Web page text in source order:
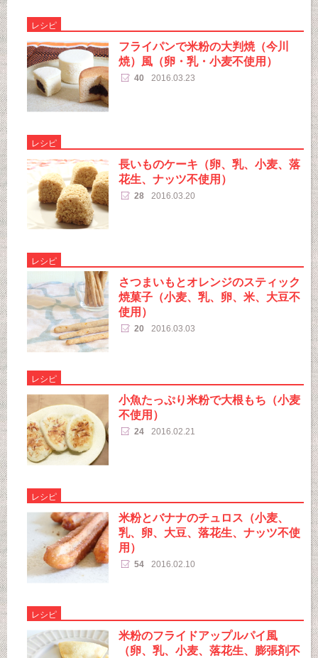
レシピ
フライパンで米粉の大判焼（今川
焼）風（卵・乳・小麦不使用）
40 2016.03.23
レシピ
長いものケーキ（卵、乳、小麦、落
花生、ナッツ不使用）
28 2016.03.20
レシピ
さつまいもとオレンジのスティック
焼菓子（小麦、乳、卵、米、大豆不
使用）
20 2016.03.03
レシピ
小魚たっぷり米粉で大根もち（小麦
不使用）
24 2016.02.21
レシピ
米粉とバナナのチュロス（小麦、
乳、卵、大豆、落花生、ナッツ不使
用）
54 2016.02.10
レシピ
米粉のフライドアップルパイ風
（卵、乳、小麦、落花生、膨張剤不